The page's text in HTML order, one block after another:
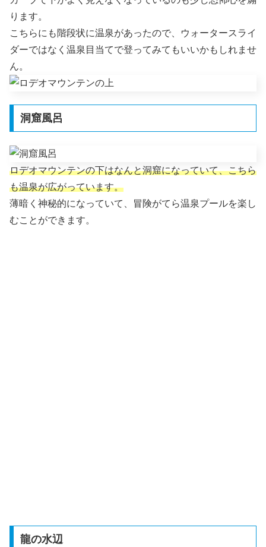
ります。
こちらにも階段状に温泉があったので、ウォータースライ
ダーではなく温泉目当てで登ってみてもいいかもしれませ
ん。
洞窟風呂
ロデオマウンテンの下はなんと洞窟になっていて、こちら
も温泉が広がっています。
薄暗く神秘的になっていて、冒険がてら温泉プールを楽し
むことができます。
龍の水辺